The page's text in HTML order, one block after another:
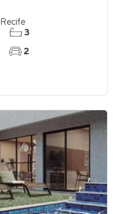
Recife
3
2